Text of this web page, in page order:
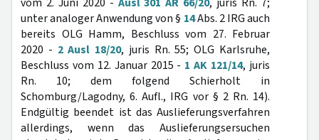
unter analoger Anwendung von § 14Abs. 2 IRG auch
bereits OLG Hamm, Beschluss vom 27. Februar
2020 - 2 Ausl 18/20, juris Rn. 55; OLG Karlsruhe,
Beschluss vom 12. Januar 2015 - 1 AK 121/14, juris
Rn. 10; dem folgend Schierholt in
Schomburg/Lagodny, 6. Aufl., IRG vor § 2 Rn. 14).
Endgültig beendet ist das Auslieferungsverfahren
allerdings, wenn das Auslieferungsersuchen